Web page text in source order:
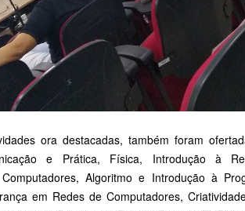
ora destacadas, também foram
e Prática, Física, Introdução à
Algoritmo e Introdução à
em Redes de Computadores,